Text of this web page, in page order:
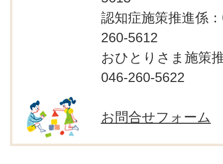
認知症施策推進係
260-5612
おひとりさま施策
046-260-5622
お問合せフォーム